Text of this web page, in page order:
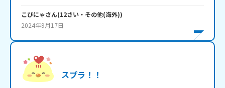
こぴにゃさん(12さい・ その他(海外))
2024年9月17日
スプラ！！